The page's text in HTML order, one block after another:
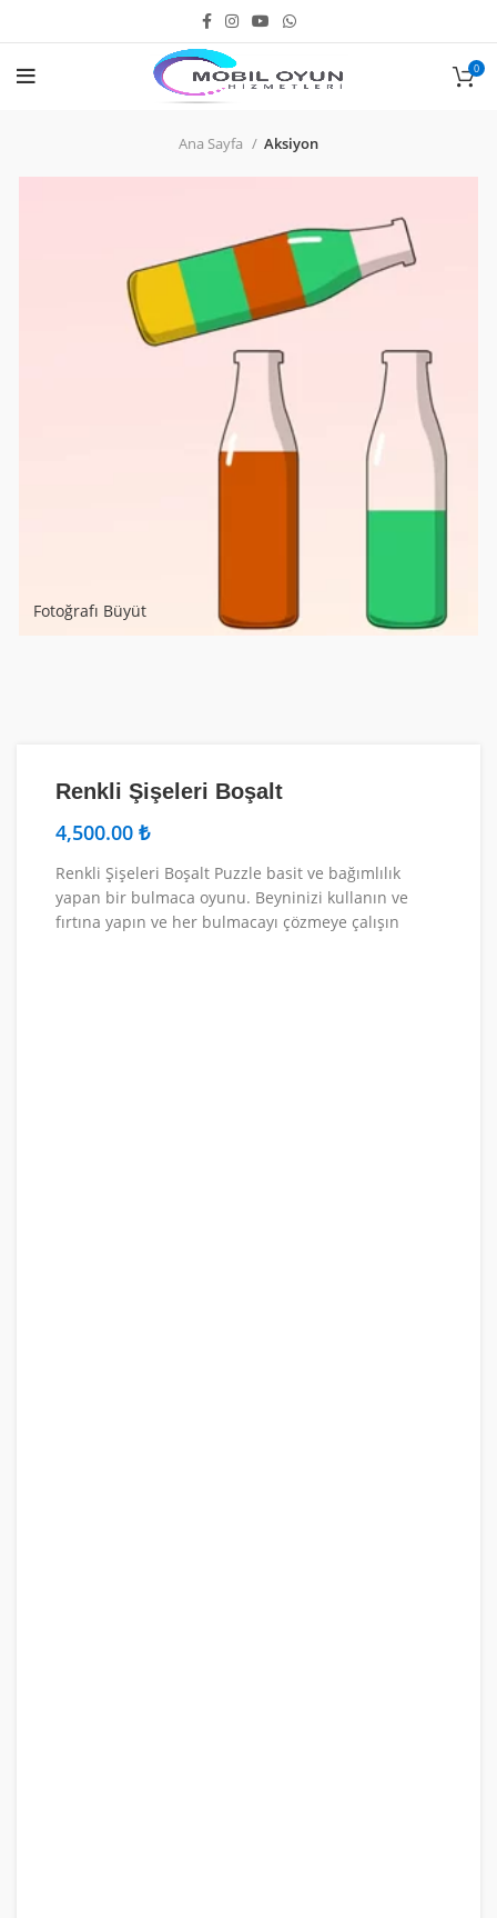
0
Ana Sayfa Aksiyon
Fotoğrafı Büyüt
Renkli Şişeleri Boşalt
₺
Renkli Şişeleri Boşalt Puzzle basit ve bağımlılık
yapan bir bulmaca oyunu. Beyninizi kullanın ve
fırtına yapın ve her bulmacayı çözmeye çalışın